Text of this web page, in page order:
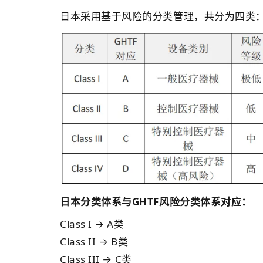
日本采用基于风险的分类管理，共分为四类
日本分类体系与GHTF风险分类体系对应：
Class I → A类
Class II → B类
Class III → C类